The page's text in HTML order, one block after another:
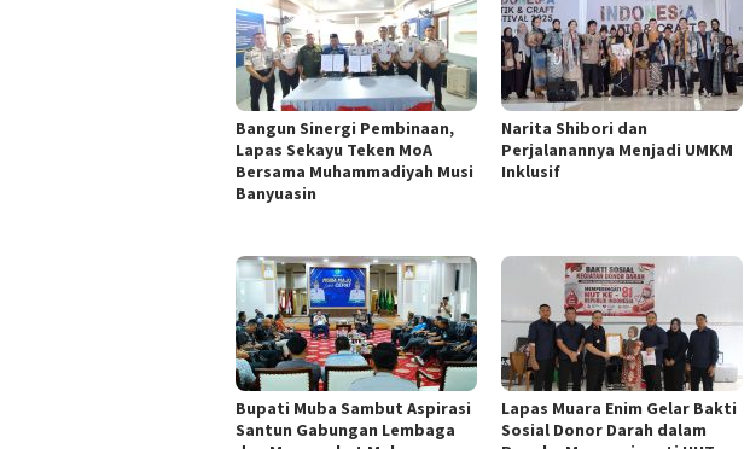
Bangun Sinergi Pembinaan,
Lapas Sekayu Teken MoA
Bersama Muhammadiyah Musi
Banyuasin
Narita Shibori dan
Perjalanannya Menjadi UMKM
Inklusif
Bupati Muba Sambut Aspirasi
Santun Gabungan Lembaga
Lapas Muara Enim Gelar Bakti
Sosial Donor Darah dalam